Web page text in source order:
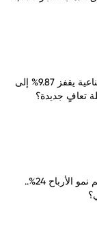
سهم الكوت للمشاريع الصناعية يقفز 9.87% إلى
سهم SMC عند 15 ريالاً رغم نمو الأرباح 24%..